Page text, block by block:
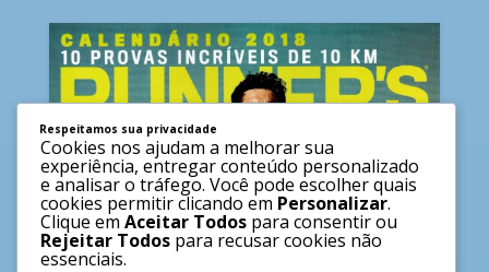
Respeitamos sua privacidade
Cookies nos ajudam a melhorar sua
experiência, entregar conteúdo personalizado
e analisar o tráfego. Você pode escolher quais
cookies permitir clicando em Personalizar.
Clique em Aceitar Todos para consentir ou
Rejeitar Todos para recusar cookies não
essenciais.